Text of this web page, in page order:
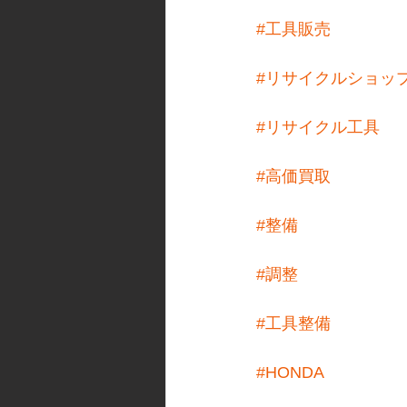
#工具販売
#リサイクルショッ
#リサイクル工具
#高価買取
#整備
#調整
#工具整備
#HONDA